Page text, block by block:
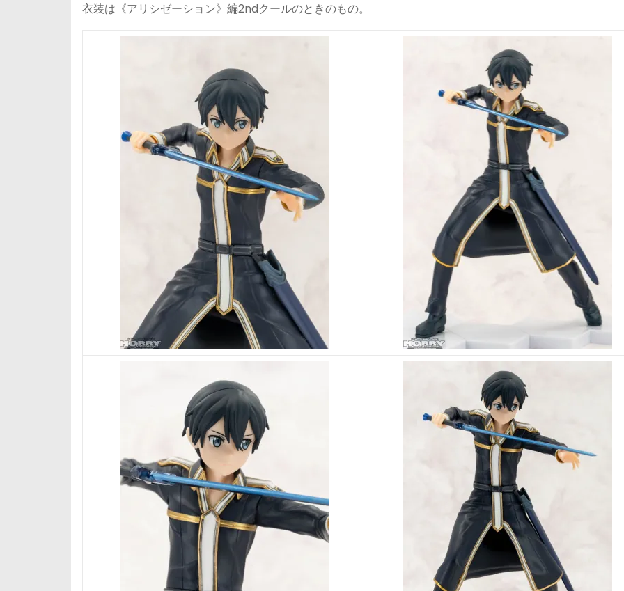
⾐装は《アリシゼーション》編2ndクールのときのもの。